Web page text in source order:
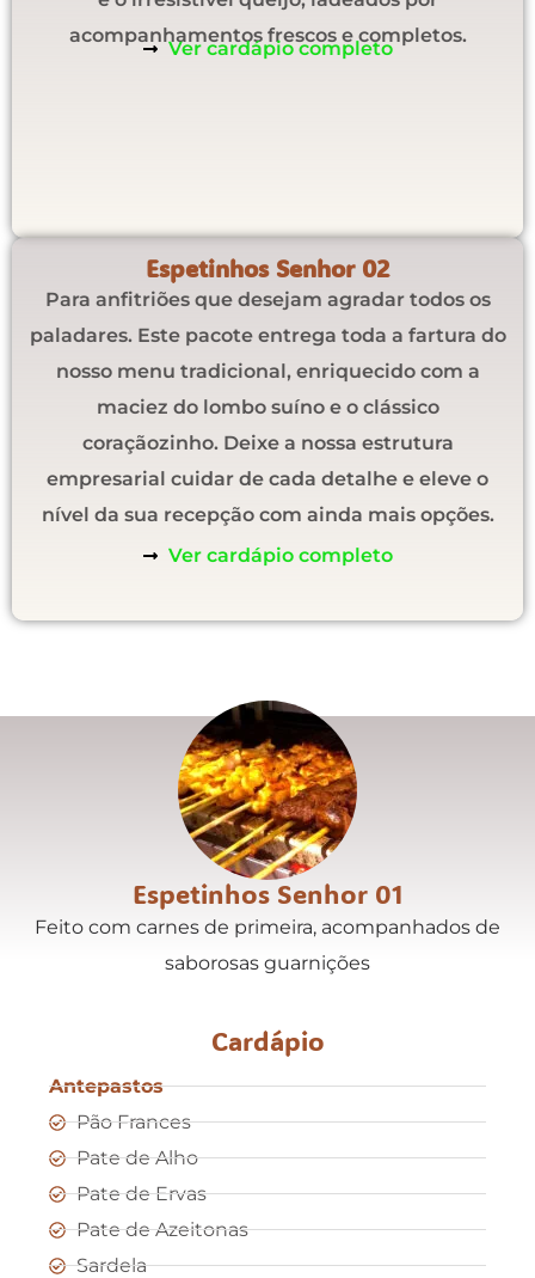
acompanhamentos frescos e completos.
Ver cardápio completo
Espetinhos Senhor 02
Para anfitriões que desejam agradar todos os
paladares. Este pacote entrega toda a fartura do
nosso menu tradicional, enriquecido com a
maciez do lombo suíno e o clássico
coraçãozinho. Deixe a nossa estrutura
empresarial cuidar de cada detalhe e eleve o
nível da sua recepção com ainda mais opções.
Ver cardápio completo
Espetinhos Senhor 01
Feito com carnes de primeira, acompanhados de
saborosas guarnições
Cardápio
Antepastos
Pão Frances
Pate de Alho
Pate de Ervas
Pate de Azeitonas
Sardela